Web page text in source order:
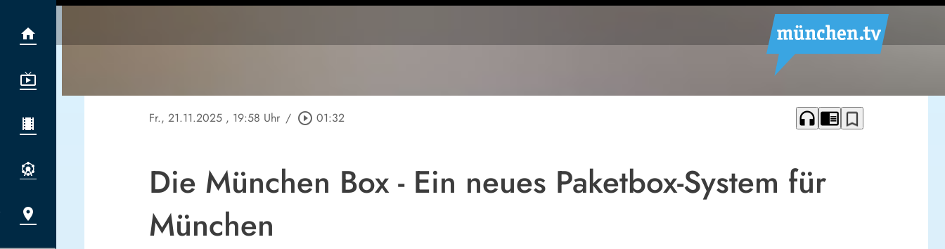
Fr., 21.11.2025 , 19:58 Uhr / play_circle_outline 01:32 headphones chrome_reader_mode bookmark_border
Die München Box - Ein neues Paketbox-System für
München